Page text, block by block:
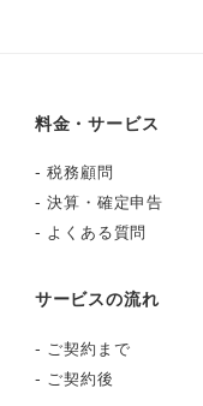
料金・サービス
-税務顧問
-決算・確定申告
- よくある質問
サービスの流れ
- ご契約まで
- ご契約後